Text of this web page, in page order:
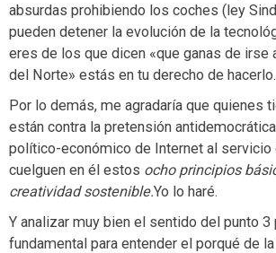
absurdas prohibiendo los coches (ley
pueden detener la evolución de la
eres de los que dicen «que ganas de irse
del Norte» estás en tu derecho de hacerlo.
Por lo demás, me agradaría que quienes
están contra la pretensión
político-económico de Internet al servicio
cuelguen en él estos ocho principios
creatividad sostenible.Yo lo haré.
Y analizar muy bien el sentido del punto 3
fundamental para entender el porqué de